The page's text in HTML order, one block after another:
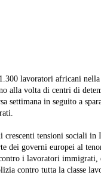
lavoratori africani nella
alla volta di centri di
settimana in seguito a
tensioni sociali in
dei governi europei al
i lavoratori immigrati,
contro tutta la classe